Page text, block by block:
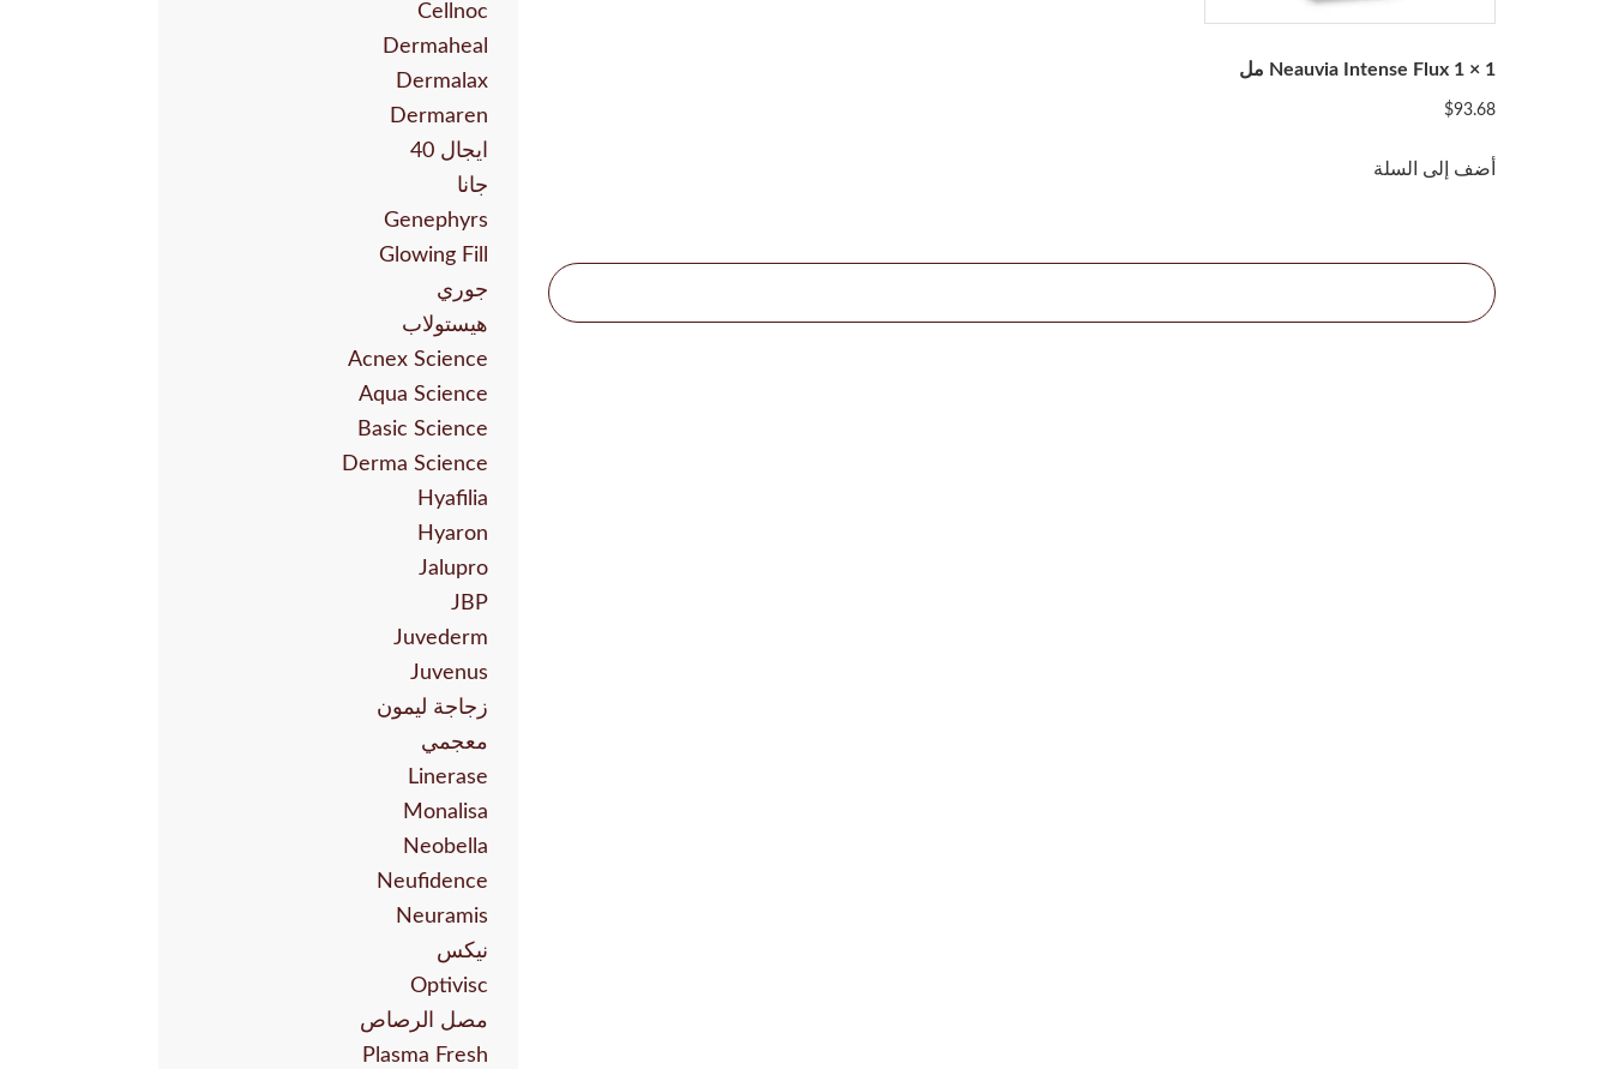
Neauvia Intense Flux 1 × 1 مل
$93.68
أضف إلى السلة
Cellnoc
Dermaheal
Dermalax
Dermaren
ايجال 40
جانا
Genephyrs
Glowing Fill
جوري
هيستولاب
Acnex Science
Aqua Science
Basic Science
Derma Science
Hyafilia
Hyaron
Jalupro
JBP
Juvederm
Juvenus
زجاجة ليمون
معجمي
Linerase
Monalisa
Neobella
Neufidence
Neuramis
نيكس
Optivisc
مصل الرصاص
Plasma Fresh